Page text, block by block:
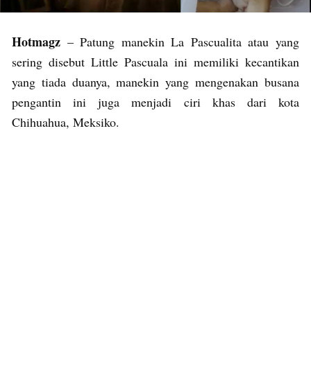
Hotmagz – Patung manekin La Pascualita atau yang
sering disebut Little Pascuala ini memiliki kecantikan
yang tiada duanya, manekin yang mengenakan busana
pengantin ini juga menjadi ciri khas dari kota
Chihuahua, Meksiko.